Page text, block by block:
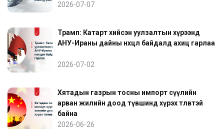
2026-07-07
Трамп: Катарт хийсэн уулзалтын хүрээнд
АНУ-Ираны дайны нөхцөл байдалд ахиц гарлаа
2026-07-02
Хятадын газрын тосны импорт сүүлийн
арван жилийн доод түвшинд хүрэх төлөвтэй
байна
2026-06-26